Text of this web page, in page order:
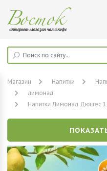
Магазин Напитки
лимонад
Напитки Лимонад Дюшес 1